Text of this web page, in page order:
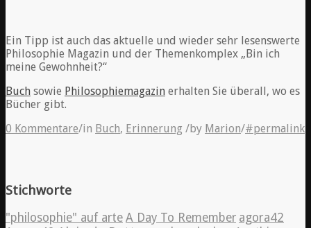
Ein Tipp ist auch das aktuelle und wieder sehr lesenswerte
Philosophie Magazin und der Themenkomplex „Bin ich
meine Gewohnheit?“
Buch sowie Philosophiemagazin erhalten Sie überall, wo es
Bücher gibt.
0 Kommentare/in Buch, Erinnerung /by Marion/#permalink
Stichworte
"philosophie" auf arte A Day To Remember agora42